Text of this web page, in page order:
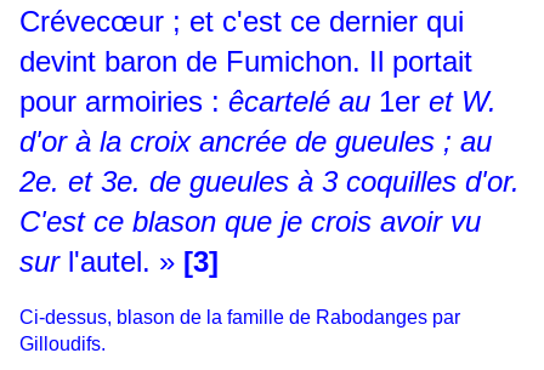
Crévecœur ; et c'est ce dernier qui
devint baron de Fumichon. Il portait
pour armoiries : êcartelé au 1er et W.
d'or à la croix ancrée de gueules ; au
2e. et 3e. de gueules à 3 coquilles d'or.
C'est ce blason que je crois avoir vu
sur l'autel. » [3]
Ci-dessus, blason de la famille de Rabodanges par
Gilloudifs.